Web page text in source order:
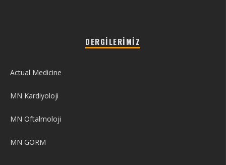
DERGILERIMIZ
Actual Medicine
MN Kardiyoloji
MN Oftalmoloji
MN GORM